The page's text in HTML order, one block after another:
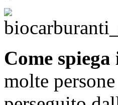
Come
molte